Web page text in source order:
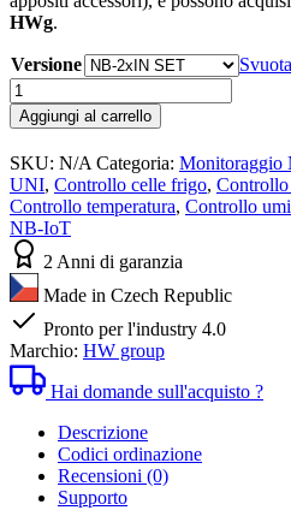
HWg.
Versione
Svuota
Dispositivi
di
monitoraggio
IoT
su
cloud
HWg-
NB
NarrowBand
IoT
quantità
Aggiungi al carrello
SKU: N/A Categoria: Monitoraggio
UNI, Controllo celle frigo, Controllo
Controllo temperatura, Controllo
NB-IoT
2 Anni di garanzia
Made in Czech Republic
Pronto per l'industry 4.0
Marchio: HW group
Hai domande sull'acquisto ?
Descrizione
Codici ordinazione
Recensioni (0)
Supporto